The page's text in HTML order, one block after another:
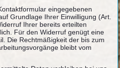
eingegebenen
Grundlage Ihrer Einwilligung (Art.
Ihrer bereits erteilten
Für den Widerruf genügt eine
Die Rechtmäßigkeit der bis zum
bleibt vom